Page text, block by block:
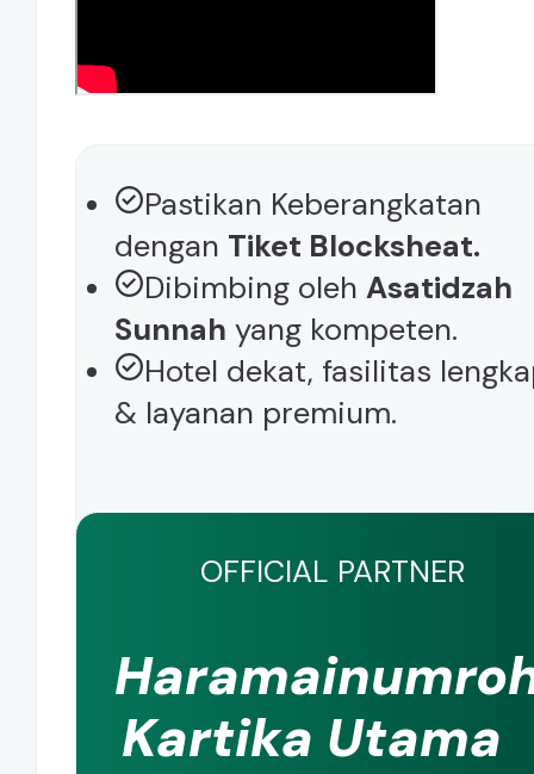
Pastikan Keberangkatan
dengan Tiket Blocksheat.
Dibimbing olehAsatidzah
Sunnah yang kompeten.
Hotel dekat, fasilitas
& layanan premium.
OFFICIAL PARTNER
Kartika Utama